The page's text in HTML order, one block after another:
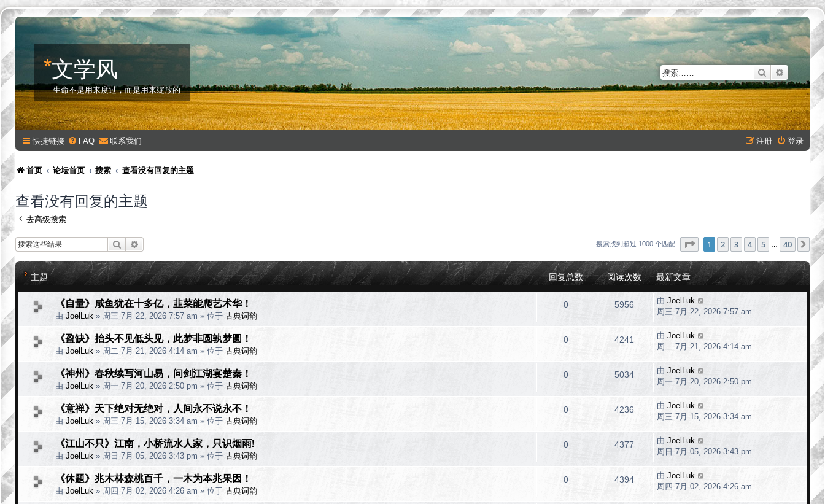
*文学风
生命不是用来度过，而是用来绽放的
搜索
快捷链接 FAQ 联系我们 登录
注册
首页 论坛首页 搜索 查看没有回复的主题
查看没有回复的主题
去高级搜索
搜索 搜索找到超过 1000 个匹配 分页： 1 40
1 2 3 4 5 40 下
主题 回复总数 阅读次数 最新文章
《自量》咸鱼犹在十多亿，韭菜能爬艺术华！
由 JoelLuk » 周三 7月 22, 2026 7:57 am » 位于 古典词韵
0 5956 由 JoelLuk
周三 7月 22, 2026 7:57 am
《盈缺》抬头不见低头见，此梦非圆孰梦圆！
由 JoelLuk » 周二 7月 21, 2026 4:14 am » 位于 古典词韵
0 4241 由 JoelLuk
周二 7月 21, 2026 4:14 am
《神州》春秋续写河山易，问剑江湖宴楚秦！
由 JoelLuk » 周一 7月 20, 2026 2:50 pm » 位于 古典词韵
0 5034 由 JoelLuk
周一 7月 20, 2026 2:50 pm
《意禅》天下绝对无绝对，人间永不说永不！
由 JoelLuk » 周三 7月 15, 2026 3:34 am » 位于 古典词韵
0 4236 由 JoelLuk
周三 7月 15, 2026 3:34 am
《江山不只》江南，小桥流水人家，只识烟雨!
由 JoelLuk » 周日 7月 05, 2026 3:43 pm » 位于 古典词韵
0 4377 由 JoelLuk
周日 7月 05, 2026 3:43 pm
《休题》兆木林森桃百千，一木为本兆果因！
由 JoelLuk » 周四 7月 02, 2026 4:26 am » 位于 古典词韵
0 4394 由 JoelLuk
周四 7月 02, 2026 4:26 am